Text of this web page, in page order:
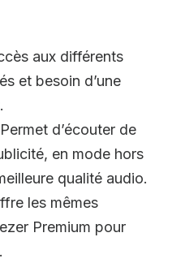
aux différents
et besoin d’une
d’écouter de
en mode hors
qualité audio.
les mêmes
Premium pour